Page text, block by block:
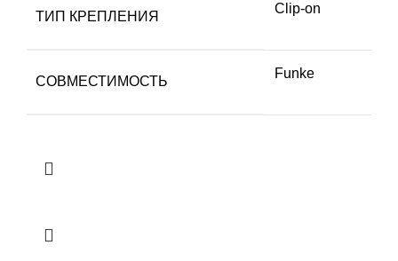
ТИП КРЕПЛЕНИЯ
Clip-on
СОВМЕСТИМОСТЬ
Funke